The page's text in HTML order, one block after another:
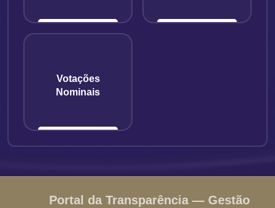
Votações
Nominais
Portal da Transparência — Gestão